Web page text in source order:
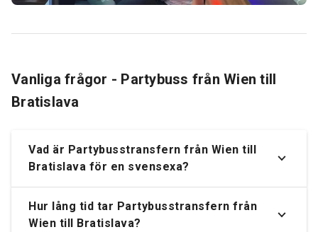
Vanliga frågor - Partybuss från Wien till
Bratislava
Vad är Partybusstransfern från Wien till
Bratislava för en svensexa?
Hur lång tid tar Partybusstransfern från
Wien till Bratislava?